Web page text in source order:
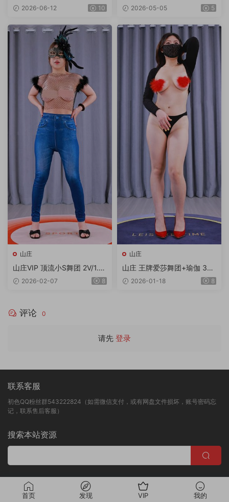
1.92G2026-06-12 10
合集 6V/6.99G/4K
2026-05-05 5
山庄
山庄VIP 顶流小S舞团 2V/1.7
3G/4K
2026-02-07 8
山庄
山庄 王牌爱莎舞团+瑜伽 3V
2.44G2026-01-18 8
评论 0
请先 登录
联系客服
初色QQ粉丝群543222824（如需微信支付，或有网盘文件损坏，账号密码忘
记，联系售后客服）
搜索本站资源
版权归初色映像所有
首页 发现 VIP 我的